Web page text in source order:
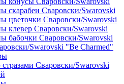
скарабеи Сваровски/Swarovski
цветочки Сваровски/Swarovski
клевер Сваровски/Swarovski
бабочки Сваровски/Swarovski
Swarovski "Be Charmed"
Сваровски/Swarovski